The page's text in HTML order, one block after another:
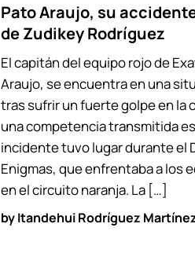
Pato Araujo, su
de Zudikey Rodríguez
byItandehui Rodríguez
El capitán del equipo rojo de
Araujo, se encuentra en una
tras sufrir un fuerte golpe en la
una competencia transmitida
incidente tuvo lugar durante el
Enigmas, que enfrentaba a los
en el circuito naranja. La […]